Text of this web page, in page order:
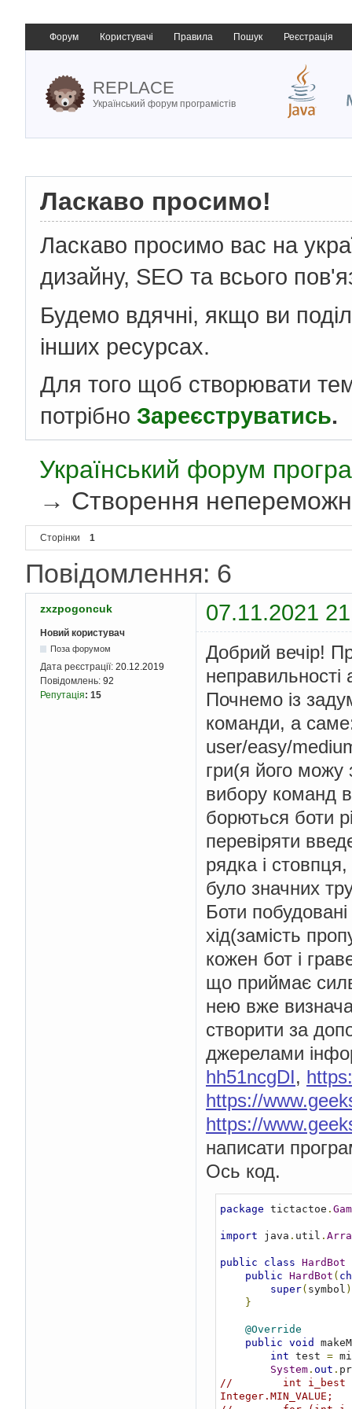
Форум Користувачі Правила Пошук Реєстрація
REPLACE
Український форум програмістів
Ласкаво просимо!
Ласкаво просимо вас на
дизайну, SEO та всього
Будемо вдячні, якщо ви
інших ресурсах.
Для того щоб створювати
потрібно Зареєструватись.
Український форум
→ Створення
Сторінки 1
Повідомлення: 6
zxzpogoncuk 07.11.2021
Новий користувач
Поза форумом
Дата реєстрації: 20.12.2019
Повідомлень: 92
Репутація: 15
Добрий вечір!
неправильності
Почнемо із
команди, а
user/easy/
гри(я його можу
вибору команд
борються боти
перевіряти
рядка і
було значних
Боти
хід(замість
кожен бот і
що приймає
нею вже
створити за
джерелами
hh51ncgDI,
https://
https://
написати
Ось код.
package tictactoe .
import java . util .
public class HardBot
public HardBot (
super( symbol
}
@Override
public void
int test =
System. out .
//        int i_best =
Integer.MIN_VALUE;